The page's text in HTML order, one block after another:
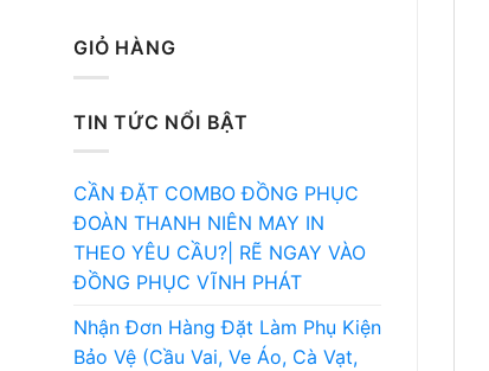
GIỎ HÀNG
TIN TỨC NỔI BẬT
CẦN ĐẶT COMBO ĐỒNG PHỤC
ĐOÀN THANH NIÊN MAY IN
THEO YÊU CẦU?| RẼ NGAY VÀO
ĐỒNG PHỤC VĨNH PHÁT
Nhận Đơn Hàng Đặt Làm Phụ Kiện
Bảo Vệ (Cầu Vai, Ve Áo, Cà Vạt,